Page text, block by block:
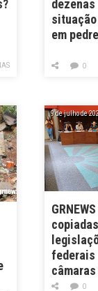
em
0
9 de julho de
federais
0